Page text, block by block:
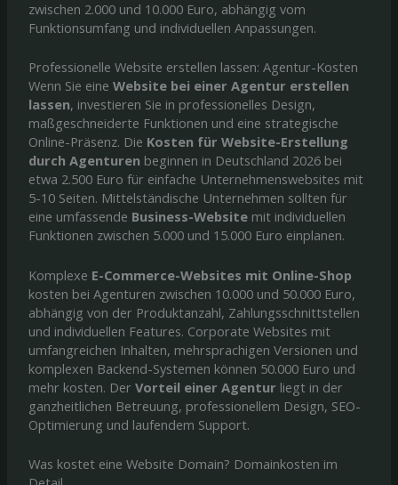
zwischen 2.000 und 10.000 Euro, abhängig vom
Funktionsumfang und individuellen Anpassungen.
Professionelle Website erstellen lassen: Agentur-Kosten
Wenn Sie eine Website bei einer Agentur erstellen
lassen, investieren Sie in professionelles Design,
maßgeschneiderte Funktionen und eine strategische
Online-Präsenz. Die Kosten für Website-Erstellung
durch Agenturen beginnen in Deutschland 2026 bei
etwa 2.500 Euro für einfache Unternehmenswebsites mit
5-10 Seiten. Mittelständische Unternehmen sollten für
eine umfassende Business-Websitemit individuellen
Funktionen zwischen 5.000 und 15.000 Euro einplanen.
Komplexe E-Commerce-Websites mit Online-Shop
kosten bei Agenturen zwischen 10.000 und 50.000 Euro,
abhängig von der Produktanzahl, Zahlungsschnittstellen
und individuellen Features. Corporate Websites mit
umfangreichen Inhalten, mehrsprachigen Versionen und
komplexen Backend-Systemen können 50.000 Euro und
mehr kosten. Der Vorteil einer Agentur liegt in der
ganzheitlichen Betreuung, professionellem Design, SEO-
Optimierung und laufendem Support.
Was kostet eine Website Domain? Domainkosten im